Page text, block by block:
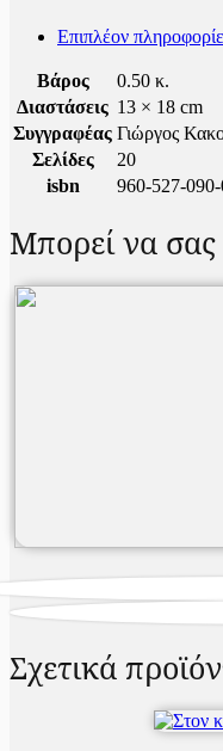
Επιπλέον
Βάρος
0.50 κ.
Διαστάσεις 13 × 18 cm
Συγγραφέας Γιώργος
Σελίδες
20
isbn
960-527-
Μπορεί να σας
Σχετικά